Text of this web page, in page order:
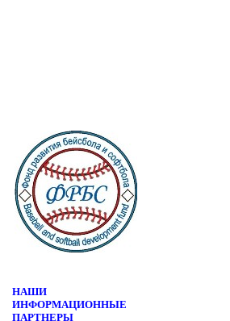
НАШИ
ИНФОРМАЦИОННЫЕ
ПАРТНЕРЫ